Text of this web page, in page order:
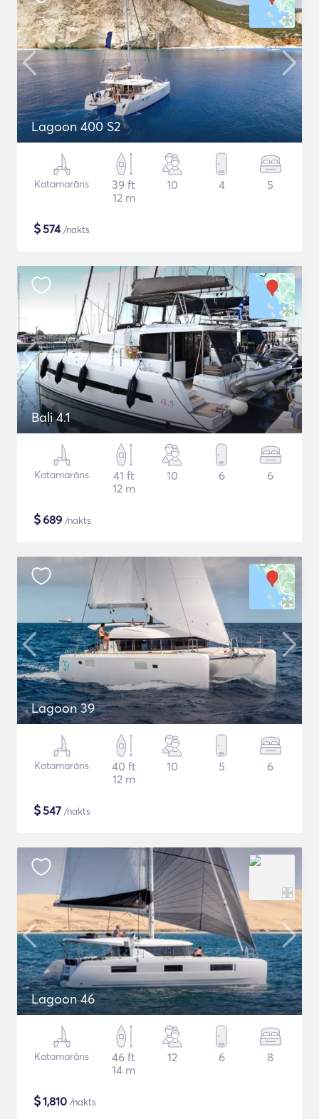
Lagoon 400 S2
Katamarāns
39 ft
12 m
10 4 5
$574/nakts
Bali 4.1
Katamarāns
41 ft
12 m
10 6 6
$689 /nakts
Lagoon 39
Katamarāns
40 ft
12 m
10 5 6
$547 /nakts
Lagoon 46
Katamarāns
46 ft
14 m
12 6 8
$1,810 /nakts